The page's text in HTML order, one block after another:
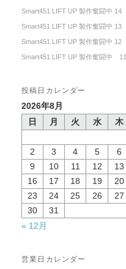
Smart451 LIFT UP 製作奮闘中 14
Smart451 LIFT UP 製作奮闘中 13
Smart451 LIFT UP 製作奮闘中 12
Smart451 LIFT UP 製作奮闘中 11
投稿日カレンダー
2026年8月
日
月 火 水 木
2
3 4 5 6
9
10 11 12 13
16
17 18 19 20
23
24 25 26 27
30
31
« 12月
営業日カレンダー